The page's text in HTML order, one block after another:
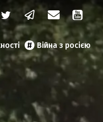
Війна з росією